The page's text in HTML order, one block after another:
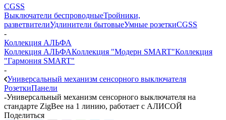
CGSS
Выключатели беспроводныеТройники,
разветвителиУдлинители бытовыеУмные розеткиCGSS
-
Коллекция АЛЬФА
Коллекция АЛЬФАКоллекция "Модерн SMART"Коллекция
"Гармония SMART"
-
Универсальный механизм сенсорного выключателя
РозеткиПанели
-Универсальный механизм сенсорного выключателя на
стандарте ZigBee на 1 линию, работает с АЛИСОЙ
Поделиться